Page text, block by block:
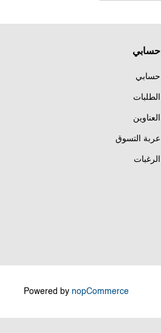
حسابي
حسابي
الطلبات
العناوين
عربة التسوق
الرغبات
Powered by nopCommerce